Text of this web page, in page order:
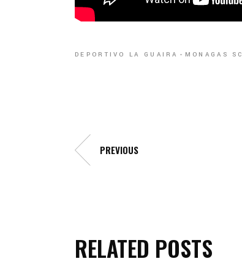
DEPORTIVO LA GUAIRA MONAGAS SC
PREVIOUS
RELATED POSTS